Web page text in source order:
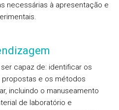
necessárias à apresentação e
capaz de: identificar os
e os métodos
incluindo o manuseamento
de laboratório e